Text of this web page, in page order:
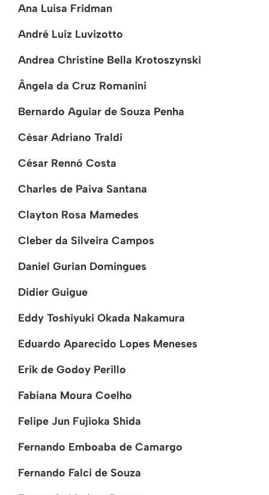
Ana Luisa Fridman
André Luiz Luvizotto
Andrea Christine Bella Krotoszynski
Ângela da Cruz Romanini
Bernardo Aguiar de Souza Penha
César Adriano Traldi
César Rennó Costa
Charles de Paiva Santana
Clayton Rosa Mamedes
Cleber da Silveira Campos
Daniel Gurian Domingues
Didier Guigue
Eddy Toshiyuki Okada Nakamura
Eduardo Aparecido Lopes Meneses
Erik de Godoy Perillo
Fabiana Moura Coelho
Felipe Jun Fujioka Shida
Fernando Emboaba de Camargo
Fernando Falci de Souza